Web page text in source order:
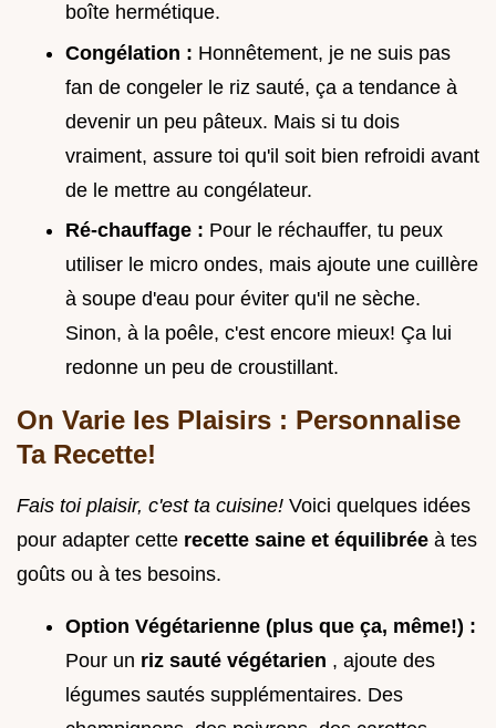
boîte hermétique.
Congélation : Honnêtement, je ne suis pas
fan de congeler le riz sauté, ça a tendance à
devenir un peu pâteux. Mais si tu dois
vraiment, assure toi qu'il soit bien refroidi avant
de le mettre au congélateur.
Ré-chauffage : Pour le réchauffer, tu peux
utiliser le micro ondes, mais ajoute une cuillère
à soupe d'eau pour éviter qu'il ne sèche.
Sinon, à la poêle, c'est encore mieux! Ça lui
redonne un peu de croustillant.
On Varie les Plaisirs : Personnalise
Ta Recette!
Fais toi plaisir, c'est ta cuisine! Voici quelques idées
pour adapter cette recette saine et équilibrée à tes
goûts ou à tes besoins.
Option Végétarienne (plus que ça, même!) :
Pour un riz sauté végétarien , ajoute des
légumes sautés supplémentaires. Des